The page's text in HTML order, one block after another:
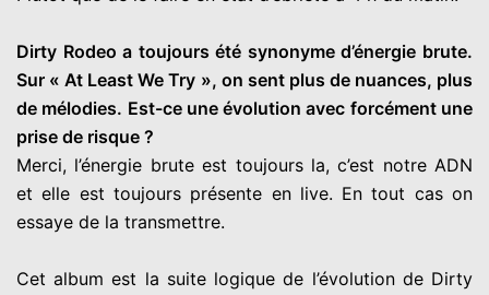
Dirty Rodeo a toujours été synonyme d’énergie brute.
Sur « At Least We Try », on sent plus de nuances, plus
de mélodies. Est-ce une évolution avec forcément une
prise de risque ?
Merci, l’énergie brute est toujours la, c’est notre ADN
et elle est toujours présente en live. En tout cas on
essaye de la transmettre.
Cet album est la suite logique de l’évolution de Dirty